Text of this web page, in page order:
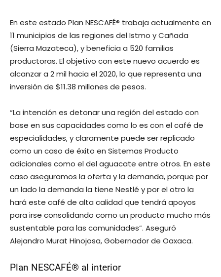
En este estado Plan NESCAFÉ® trabaja actualmente en
11 municipios de las regiones del Istmo y Cañada
(Sierra Mazateca), y beneficia a 520 familias
productoras. El objetivo con este nuevo acuerdo es
alcanzar a 2 mil hacia el 2020, lo que representa una
inversión de $11.38 millones de pesos.
“La intención es detonar una región del estado con
base en sus capacidades como lo es con el café de
especialidades, y claramente puede ser replicado
como un caso de éxito en Sistemas Producto
adicionales como el del aguacate entre otros. En este
caso aseguramos la oferta y la demanda, porque por
un lado la demanda la tiene Nestlé y por el otro la
hará este café de alta calidad que tendrá apoyos
para irse consolidando como un producto mucho más
sustentable para las comunidades”. Aseguró
Alejandro Murat Hinojosa, Gobernador de Oaxaca.
Plan NESCAFÉ® al interior